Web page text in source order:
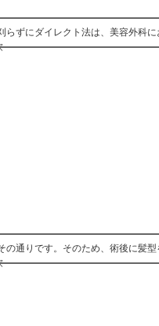
らずにダイレクト法は、美容外科
の通りです。そのため、術後に髪